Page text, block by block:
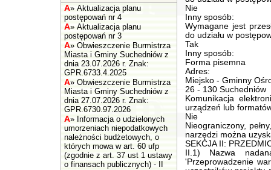
A» Aktualizacja planu
postępowań nr 4
A» Aktualizacja planu
postępowań nr 3
A» Obwieszczenie Burmistrza
Miasta i Gminy Suchedniów z
dnia 23.07.2026 r. Znak:
GPR.6733.4.2025
A» Obwieszczenie Burmistrza
Miasta i Gminy Suchedniów z
dnia 27.07.2026 r. Znak:
GPR.6730.97.2026
A» Informacja o udzielonych
umorzeniach niepodatkowych
należności budżetowych, o
których mowa w art. 60 ufp
(zgodnie z art. 37 ust 1 ustawy
o finansach publicznych) - II
Nie
Inny sposób:
Wymagane jest
do udziału w
Tak
Inny sposób:
Forma pisemna
Adres:
Miejsko - Gminny
26 - 130 Suchedniów
Komunikacja
urządzeń lub
Nie
Nieograniczony,
narzędzi można
SEKCJA II:
II.1) Nazwa
'Przeprowadzenie